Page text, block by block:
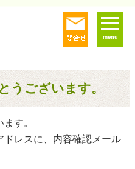
menu
うございます。
す。
ドレスに、内容確認メール